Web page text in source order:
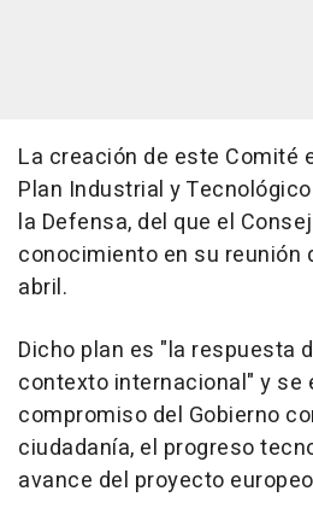
La creación de este Comité
Plan Industrial y
la Defensa, del que el
conocimiento en su reunión
abril.
Dicho plan es "la respuesta
contexto internacional" y se
compromiso del Gobierno
ciudadanía, el progreso
avance del proyecto